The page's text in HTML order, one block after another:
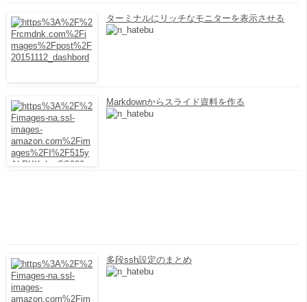
ターミナルにリッチなモニターを表示させる
Markdownからスライド資料を作る
多段ssh設定のまとめ